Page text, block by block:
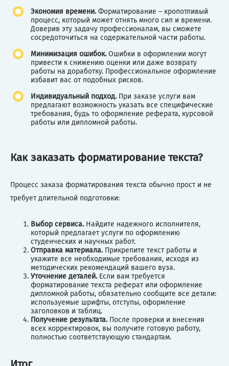
Экономия времени.Форматирование – кропотливый
процесс, который может отнять много сил и времени.
Доверив эту задачу профессионалам, вы сможете
сосредоточиться на содержательной части работы.
Минимизация ошибок.Ошибки в оформлении могут
привести к снижению оценки или даже возврату
работы на доработку. Профессиональное оформление
избавит вас от подобных рисков.
Индивидуальный подход.При заказе услуги вам
предлагают возможность указать все специфические
требования, будь то оформление реферата, курсовой
работы или дипломной работы.
Как заказать форматирование текста?
Процесс заказа форматирования текста обычно прост и не
требует длительной подготовки:
Выбор сервиса.Найдите надежного исполнителя,
который предлагает услуги по оформлению
студенческих и научных работ.
Отправка материала.Прикрепите текст работы и
укажите все необходимые требования, исходя из
методических рекомендаций вашего вуза.
Уточнение деталей.Если вам требуется
форматирование текста реферат или оформление
дипломной работы, обязательно сообщите все детали:
используемые шрифты, отступы, оформление
заголовков и таблиц.
Получение результата.После проверки и внесения
всех корректировок, вы получите готовую работу,
полностью соответствующую стандартам.